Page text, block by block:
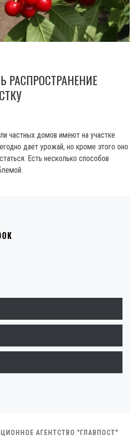
РАСПРОСТРАНЕНИЕ
частных домов имеют на участке
дает урожай, но кроме этого оно
Есть несколько способов
АГЕНТСТВО "ГЛАВПОСТ"